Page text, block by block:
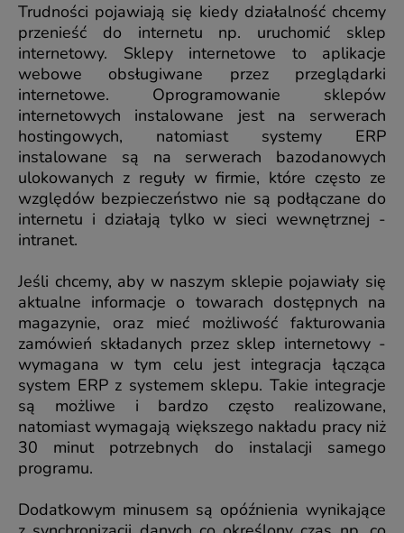
Trudności pojawiają się kiedy działalność chcemy
przenieść do internetu np. uruchomić sklep
internetowy. Sklepy internetowe to aplikacje
webowe obsługiwane przez przeglądarki
internetowe. Oprogramowanie sklepów
internetowych instalowane jest na serwerach
hostingowych, natomiast systemy ERP
instalowane są na serwerach bazodanowych
ulokowanych z reguły w firmie, które często ze
względów bezpieczeństwo nie są podłączane do
internetu i działają tylko w sieci wewnętrznej -
intranet.
Jeśli chcemy, aby w naszym sklepie pojawiały się
aktualne informacje o towarach dostępnych na
magazynie, oraz mieć możliwość fakturowania
zamówień składanych przez sklep internetowy -
wymagana w tym celu jest integracja łącząca
system ERP z systemem sklepu. Takie integracje
są możliwe i bardzo często realizowane,
natomiast wymagają większego nakładu pracy niż
30 minut potrzebnych do instalacji samego
programu.
Dodatkowym minusem są opóźnienia wynikające